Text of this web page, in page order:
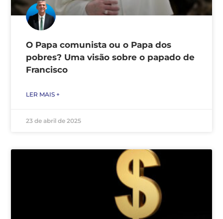
O Papa comunista ou o Papa dos
pobres? Uma visão sobre o papado de
Francisco
LER MAIS +
23 de abril de 2025